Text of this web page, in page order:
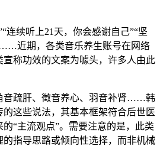
连续听上21天，你会感谢自己”“坚
近期，各类音乐养生账号在网络
宣称功效的文案为噱头，许多人由此
音疏肝、徵音养心、羽音补肾……韩
这些说法，其基本框架符合后世医
“主流观点”。需要注意的是，此类
指导思路或倾向性选择，而非机械